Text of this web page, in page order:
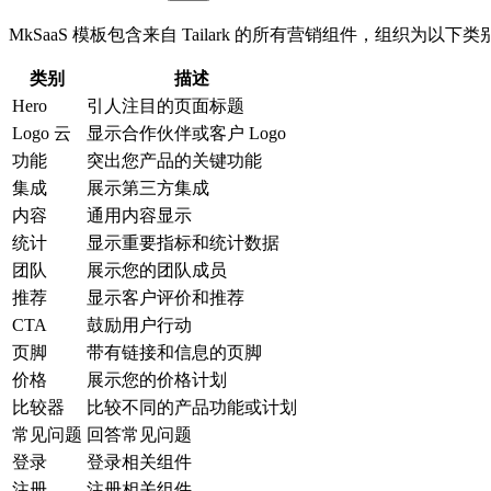
MkSaaS 模板包含来自 Tailark 的所有营销组件，组织为以下类
类别
描述
Hero
引人注目的页面标题
Logo 云
显示合作伙伴或客户 Logo
功能
突出您产品的关键功能
集成
展示第三方集成
内容
通用内容显示
统计
显示重要指标和统计数据
团队
展示您的团队成员
推荐
显示客户评价和推荐
CTA
鼓励用户行动
页脚
带有链接和信息的页脚
价格
展示您的价格计划
比较器
比较不同的产品功能或计划
常见问题 回答常见问题
登录
登录相关组件